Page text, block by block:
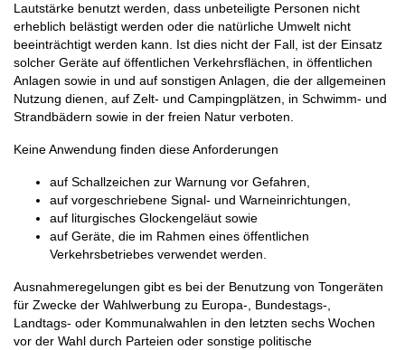
Lautstärke benutzt werden, dass unbeteiligte Personen nicht
erheblich belästigt werden oder die natürliche Umwelt nicht
beeinträchtigt werden kann. Ist dies nicht der Fall, ist der Einsatz
solcher Geräte auf öffentlichen Verkehrsflächen, in öffentlichen
Anlagen sowie in und auf sonstigen Anlagen, die der allgemeinen
Nutzung dienen, auf Zelt- und Campingplätzen, in Schwimm- und
Strandbädern sowie in der freien Natur verboten.
Keine Anwendung finden diese Anforderungen
auf Schallzeichen zur Warnung vor Gefahren,
auf vorgeschriebene Signal- und Warneinrichtungen,
auf liturgisches Glockengeläut sowie
auf Geräte, die im Rahmen eines öffentlichen
Verkehrsbetriebes verwendet werden.
Ausnahmeregelungen gibt es bei der Benutzung von Tongeräten
für Zwecke der Wahlwerbung zu Europa-, Bundestags-,
Landtags- oder Kommunalwahlen in den letzten sechs Wochen
vor der Wahl durch Parteien oder sonstige politische